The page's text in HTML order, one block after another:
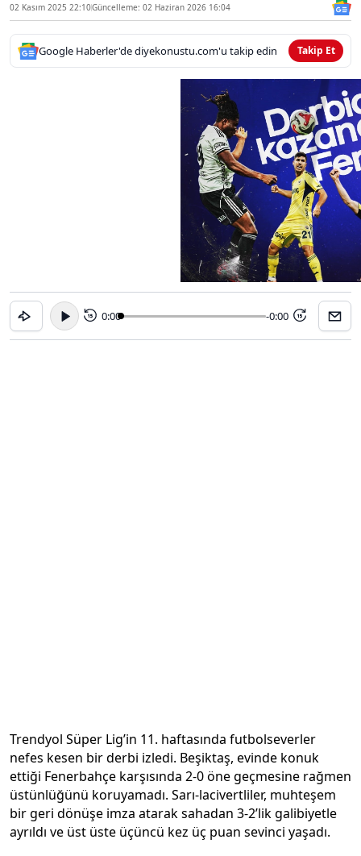
02 Kasım 2025 22:10Güncelleme: 02 Haziran 2026 16:04
Google Haberler'de diyekonustu.com'u takip edin Takip Et
15 0:00 -0:00 15
Trendyol Süper Lig’in 11. haftasında futbolseverler
nefes kesen bir derbi izledi. Beşiktaş, evinde konuk
ettiği Fenerbahçe karşısında 2-0 öne geçmesine rağmen
üstünlüğünü koruyamadı. Sarı-lacivertliler, muhteşem
bir geri dönüşe imza atarak sahadan 3-2’lik galibiyetle
ayrıldı ve üst üste üçüncü kez üç puan sevinci yaşadı.